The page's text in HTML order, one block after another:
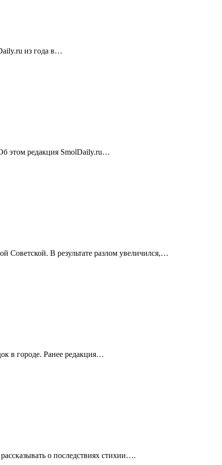
из года в…
этом редакция SmolDaily.ru…
Советской. В результате разлом увеличился,…
в городе. Ранее редакция…
о последствиях стихии….